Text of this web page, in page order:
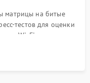
матрицы на битые
тестов для оценки
Wi-Fi, камеры,
устройства.